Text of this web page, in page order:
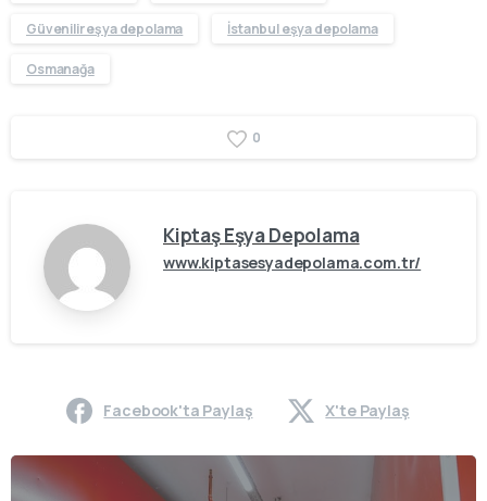
Güvenilir eşya depolama İstanbul eşya depolama
Osmanağa
0
Kiptaş Eşya Depolama
www.kiptasesyadepolama.com.tr/
Facebook'ta Paylaş X'te Paylaş